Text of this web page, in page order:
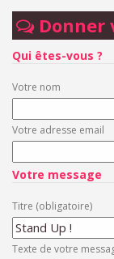
Donner
Qui êtes-vous ?
Votre nom
Votre adresse email
Votre message
Titre (obligatoire)
Texte de votre